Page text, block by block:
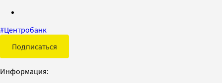
#Центробанк
Подписаться
Информация: